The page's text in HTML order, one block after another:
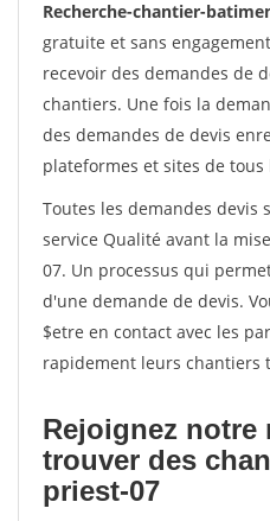
Recherche-chantier-
gratuite et sans
recevoir des demandes de
chantiers. Une fois la
des demandes de devis
plateformes et sites de
Toutes les demandes devis
service Qualité avant la
07. Un processus qui
d'une demande de devis.
$etre en contact avec les
rapidement leurs chantiers
Rejoignez notre
trouver des
priest-07